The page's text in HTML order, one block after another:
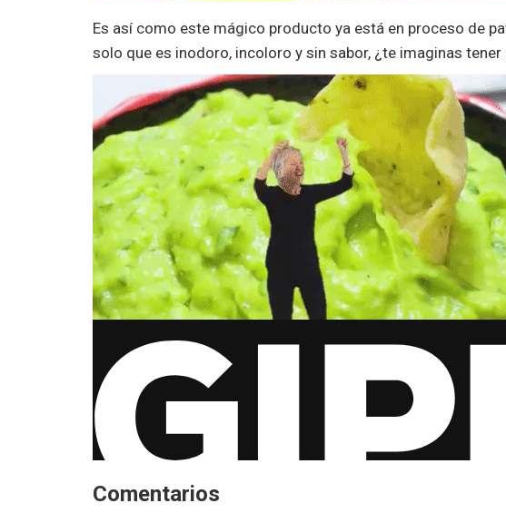
Es así como este mágico producto ya está en proceso de
solo que es inodoro, incoloro y sin sabor, ¿te imaginas
Comentarios